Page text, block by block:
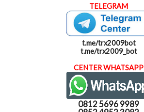
TELEGRAM
t.me/trx2009bot
t.me/trx2009_bot
CENTER WHATSAPP
0812 5696 9989